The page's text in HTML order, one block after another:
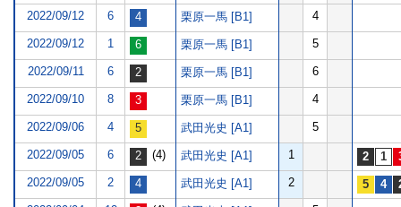
2022/09/12 6 栗原一馬 [B1] 4
2022/09/12 1 栗原一馬 [B1] 5
2022/09/11 6 栗原一馬 [B1] 6
2022/09/10 8 栗原一馬 [B1] 4
2022/09/06 4 武田光史 [A1] 5
2022/09/05 6 (4) 武田光史 [A1] 1
2022/09/05 2 武田光史 [A1] 2